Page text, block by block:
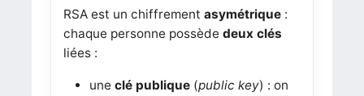
RSA est un chiffrement asymétrique:
chaque personne possède deux clés
liées :
une clé publique(public key) : on